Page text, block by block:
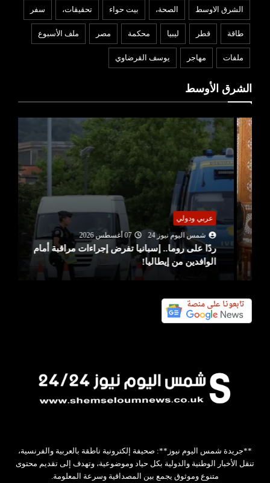
الشرق الاوسط الصحة، بيت حواء تحقيقات، سفر
طاقة قطر ليبيا محكمة مصر ملف الأسبوع
ملفات مهاجر يوسف القرضاوي
الشرق الأوسط
عربي ودولي
شمس اليوم نيوز 24
07 أغسطس 2026
ردًا على روما.. إسبانيا تفرض إجراءات مراقبة أمام
الوافدين من إيطاليا!
**جريدة شمس اليوم نيوز**: صحيفة إلكترونية ناطقة بالعربية والفرنسية،
تنقل الأخبار الوطنية والدولية بكل حياد وموضوعية، وتهدف إلى تقديم محتوى
متنوع وموثوق يجمع بين المصداقية وسرعة المعلومة.